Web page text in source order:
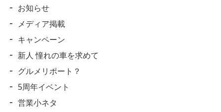
お知らせ
メディア掲載
キャンペーン
新人 憧れの車を求めて
グルメリポート？
5周年イベント
営業小ネタ